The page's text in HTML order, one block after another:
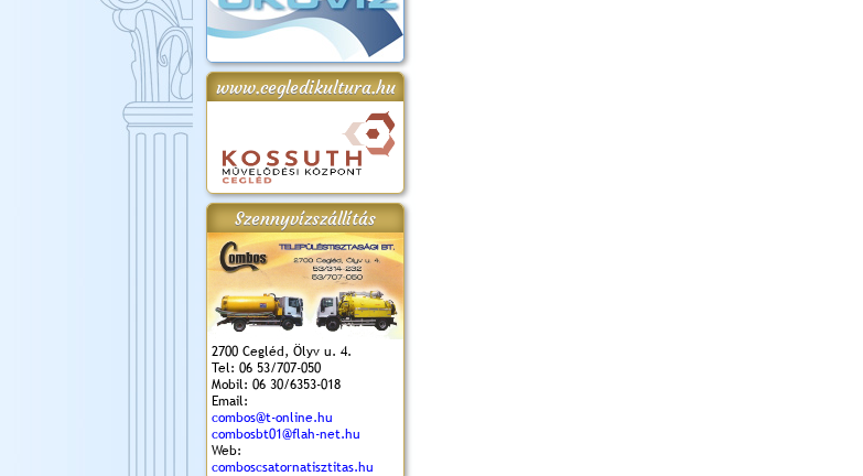
www.cegledikultura.hu
Szennyvízszállítás
2700 Cegléd, Ölyv u. 4.
Tel: 06 53/707-050
Mobil: 06 30/6353-018
Email:
combos@t-online.hu
combosbt01@flah-net.hu
Web:
comboscsatornatisztitas.hu
Városnapok 2018.
Kossuth Toborzó
Ünnepély
Szent István Ünnepe
(2017. 08. 20.)